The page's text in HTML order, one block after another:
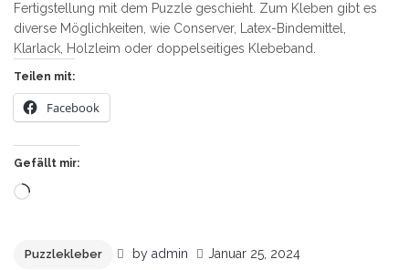
Fertigstellung mit dem Puzzle geschieht. Zum Kleben gibt es
diverse Möglichkeiten, wie Conserver, Latex-Bindemittel,
Klarlack, Holzleim oder doppelseitiges Klebeband.
Teilen mit:
Facebook
Gefällt mir:
Wird
Puzzlekleber by admin Januar 25, 2024